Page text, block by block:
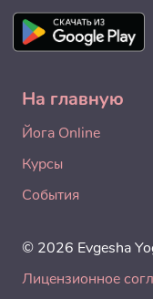
На главную
Йога Online
Курсы
События
© 2026 Evgesha
Лицензионное